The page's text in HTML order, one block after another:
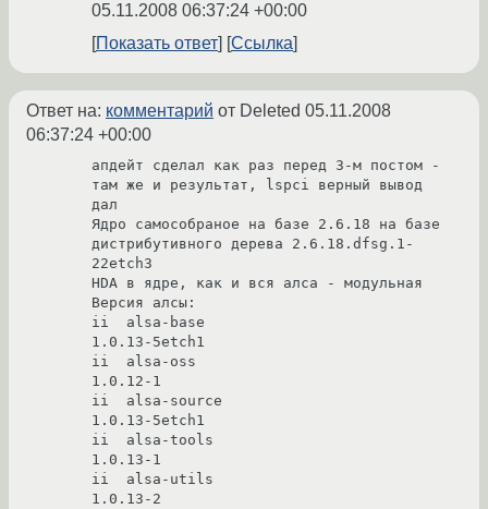
05.11.2008 06:37:24 +00:00
Показать ответ
Ссылка
Ответ на: комментарий от Deleted 05.11.2008
06:37:24 +00:00
апдейт сделал как раз перед 3-м постом -
там же и результат, lspci верный вывод
дал
Ядро самособраное на базе 2.6.18 на базе
дистрибутивного дерева 2.6.18.dfsg.1-
22etch3
HDA в ядре, как и вся алса - модульная
Версия алсы:
ii  alsa-base
1.0.13-5etch1
ii  alsa-oss
1.0.12-1
ii  alsa-source
1.0.13-5etch1
ii  alsa-tools
1.0.13-1
ii  alsa-utils
1.0.13-2